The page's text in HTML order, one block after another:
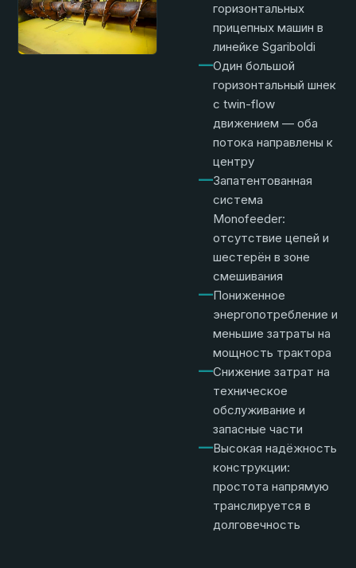
горизонтальных
прицепных машин в
линейке Sgariboldi
—Один большой
горизонтальный шнек
с twin-flow
движением — оба
потока направлены к
центру
—Запатентованная
система
Monofeeder:
отсутствие цепей и
шестерён в зоне
смешивания
—Пониженное
энергопотребление и
меньшие затраты на
мощность трактора
—Снижение затрат на
техническое
обслуживание и
запасные части
—Высокая надёжность
конструкции:
простота напрямую
транслируется в
долговечность